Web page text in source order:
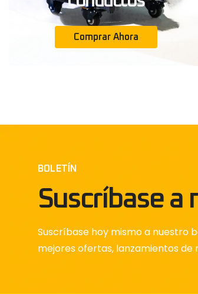
Comprar Ahora
BOLETÍN
Suscríbase a
Suscríbase hoy mismo a nuestro
mejores ofertas, lanzamientos de